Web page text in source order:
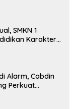
SMKN 1
Karakter
Alarm, Cabdin
Perkuat